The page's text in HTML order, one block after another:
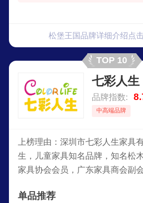
松堡王国品牌详细介绍点
TOP 10
七彩人生
品牌指数:
中高端品牌
上榜理由：深圳市七彩人生家具
生，儿童家具知名品牌，知名松
家具协会会员，广东家具商会副
件》起草单位之一，亚洲较大的
单品推荐